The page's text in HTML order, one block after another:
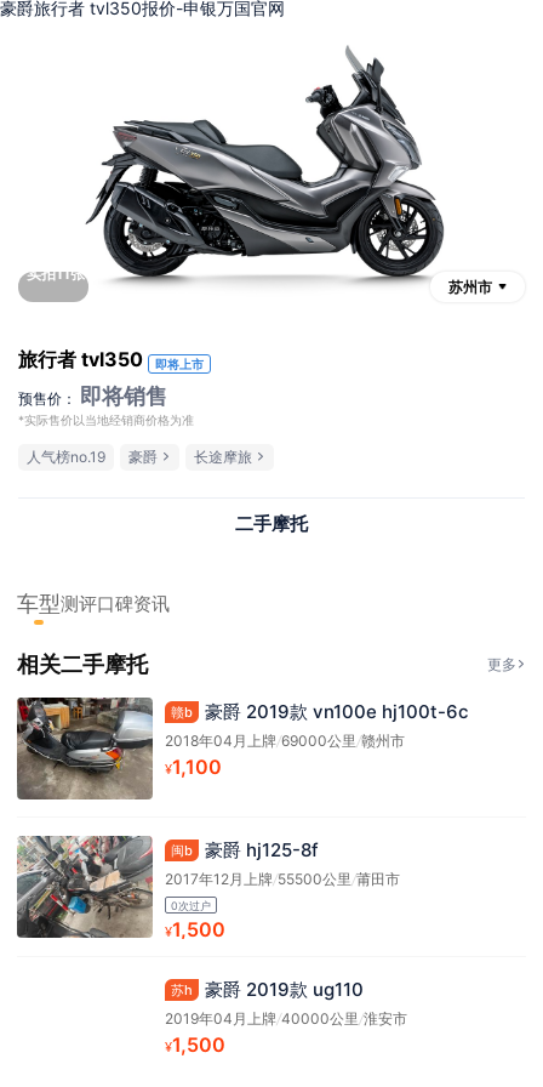
豪爵旅行者 tvl350报价-申银万国官网
实拍11张
苏州市
旅行者 tvl350 即将上市
预售价： 即将销售
*实际售价以当地经销商价格为准
人气榜no.19 豪爵 长途摩旅
二手摩托
车型测评口碑资讯
相关二手摩托 更多
赣b 豪爵 2019款 vn100e hj100t-6c
2018年04月上牌/69000公里 /赣州市
¥1,100
闽b 豪爵 hj125-8f
2017年12月上牌/55500公里 /莆田市
0次过户
¥1,500
苏h 豪爵 2019款 ug110
2019年04月上牌/40000公里 /淮安市
¥1,500